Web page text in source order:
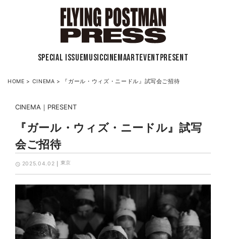
SPECIAL ISSUEMUSICCINEMAARTEVENTPRESENT
HOME > CINEMA > 『ガール・ウィズ・ニードル』試写会ご招待
CINEMA PRESENT
『ガール・ウィズ・ニードル』試写
会ご招待
2025.04.02 東京